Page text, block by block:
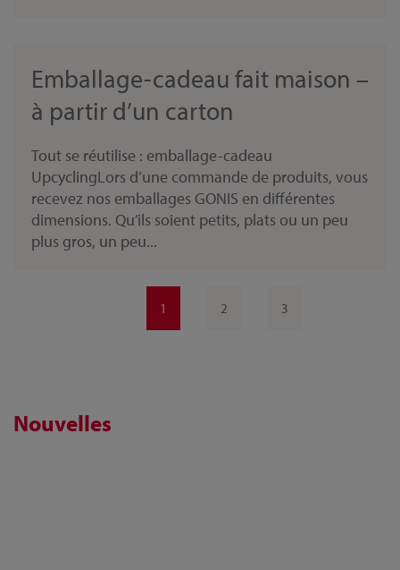
Emballage-cadeau fait maison –
à partir d’un carton
Tout se réutilise : emballage-cadeau
UpcyclingLors d’une commande de produits, vous
recevez nos emballages GONIS en différentes
dimensions. Qu’ils soient petits, plats ou un peu
plus gros, un peu...
1 2 3
Nouvelles